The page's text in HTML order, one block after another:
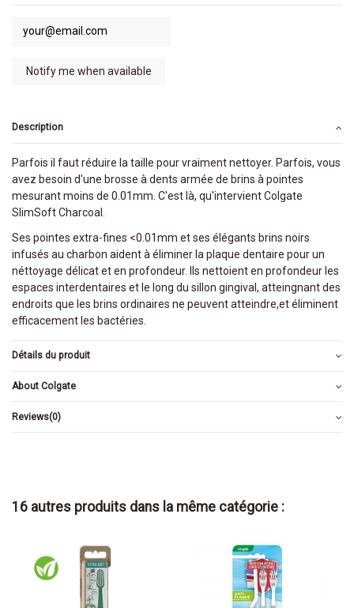
Description
Parfois il faut réduire la taille pour vraiment nettoyer. Parfois, vous
avez besoin d'une brosse à dents armée de brins à pointes
mesurant moins de 0.01mm. C'est là, qu'intervient Colgate
SlimSoft Charcoal.
Ses pointes extra-fines <0.01mm et ses élégants brins noirs
infusés au charbon aident à éliminer la plaque dentaire pour un
néttoyage délicat et en profondeur. Ils nettoient en profondeur les
espaces interdentaires et le long du sillon gingival, atteingnant des
endroits que les brins ordinaires ne peuvent atteindre,et éliminent
efficacement les bactéries.
Détails du produit
About Colgate
Reviews(0)
16 autres produits dans la même catégorie :